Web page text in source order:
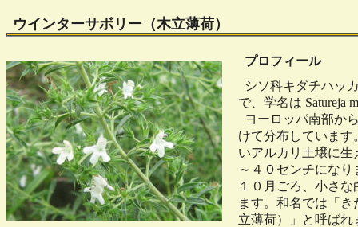
ウインターサボリー（木立薄荷）
プロフィール
シソ科キダチハッ
で、学名は Satureja
ヨーロッパ南部か
けて分布しています
いアルカリ土壌に生
～４０センチにな
１０月ごろ、小さ
ます。和名では「
立薄荷）」と呼ばれ